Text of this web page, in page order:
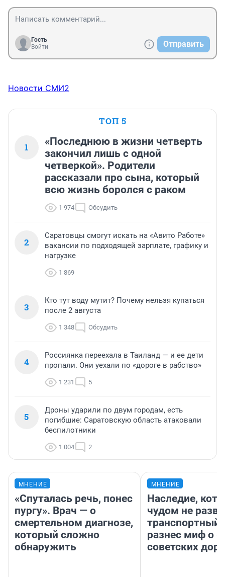
Гость
Войти
Отправить
Новости СМИ2
ТОП 5
1
«Последнюю в жизни четверть
закончил лишь с одной
четверкой». Родители
рассказали про сына, который
всю жизнь боролся с раком
1 974 Обсудить
2
Саратовцы смогут искать на «Авито Работе»
вакансии по подходящей зарплате, графику и
нагрузке
1 869
3
Кто тут воду мутит? Почему нельзя купаться
после 2 августа
1 348 Обсудить
4
Россиянка переехала в Таиланд — и ее дети
пропали. Они уехали по «дороге в рабство»
1 231 5
5
Дроны ударили по двум городам, есть
погибшие: Саратовскую область атаковали
беспилотники
1 004 2
МНЕНИЕ
«Спуталась речь, понес
пургу». Врач — о
смертельном диагнозе,
который сложно
обнаружить
МНЕНИЕ
Наследие,
чудом не
транспортный
разнес миф о
советских